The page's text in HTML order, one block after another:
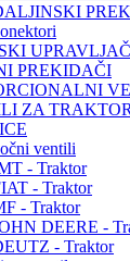
PREKIDAČI
ZA
ventili
- Traktor
- Traktor
- Traktor
DEERE -
- Traktor